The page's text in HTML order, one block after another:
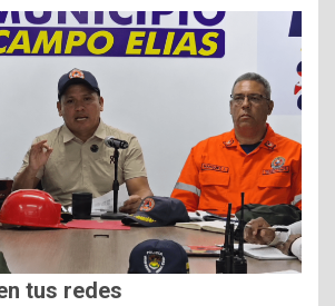
tus redes